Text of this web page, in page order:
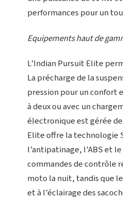
performances pour un
Equipements haut de
L’Indian Pursuit Elite
La précharge de la
pression pour un confort
à deux ou avec un
électronique est gérée
Elite offre la technologie
l’antipatinage, l’ABS et
commandes de contrôle
moto la nuit, tandis que
et à l’éclairage des